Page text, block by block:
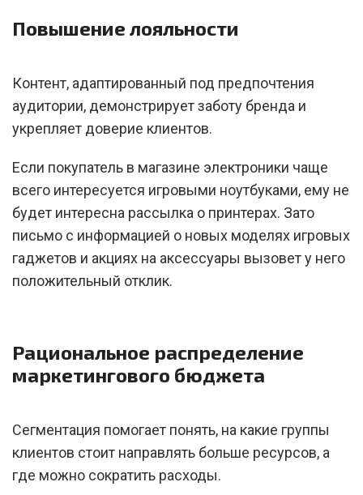
Повышение лояльности
Контент, адаптированный под предпочтения
аудитории, демонстрирует заботу бренда и
укрепляет доверие клиентов.
Если покупатель в магазине электроники чаще
всего интересуется игровыми ноутбуками, ему не
будет интересна рассылка о принтерах. Зато
письмо с информацией о новых моделях игровых
гаджетов и акциях на аксессуары вызовет у него
положительный отклик.
Рациональное распределение
маркетингового бюджета
Сегментация помогает понять, на какие группы
клиентов стоит направлять больше ресурсов, а
где можно сократить расходы.